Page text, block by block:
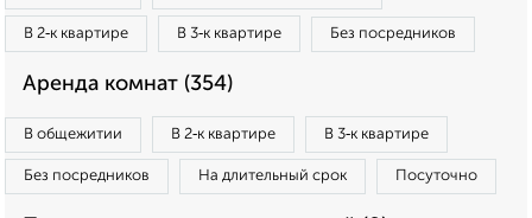
В 2‑к квартире В 3‑к квартире Без посредников
Аренда комнат (354)
В общежитии В 2‑к квартире В 3‑к квартире
Без посредников На длительный срок Посуточно